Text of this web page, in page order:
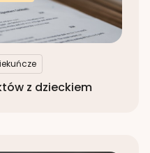
z dzieckiem